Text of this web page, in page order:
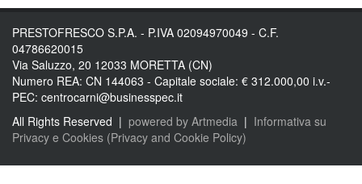
PRESTOFRESCO S.P.A. - P.IVA 02094970049 - C.F.
04786620015
Via Saluzzo, 20 12033 MORETTA (CN)
Numero REA: CN 144063 - Capitale sociale: € 312.000,00 i.v.-
PEC: centrocarni@businesspec.it
All Rights Reserved | powered by Artmedia | Informativa su
Privacy e Cookies (Privacy and Cookie Policy)